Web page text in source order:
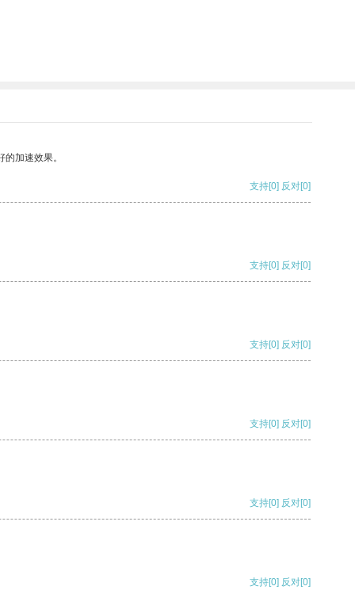
加速效果。
支持[0] 反对[0]
支持[0] 反对[0]
支持[0] 反对[0]
支持[0] 反对[0]
支持[0] 反对[0]
支持[0] 反对[0]